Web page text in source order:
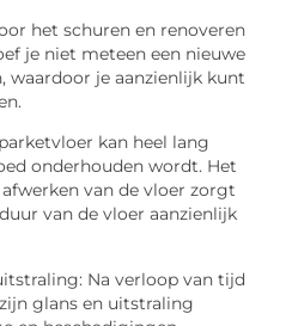
het schuren en renoveren
je niet meteen een nieuwe
waardoor je aanzienlijk kunt
kan heel lang
onderhouden wordt. Het
van de vloer zorgt
van de vloer aanzienlijk
Na verloop van tijd
glans en uitstraling